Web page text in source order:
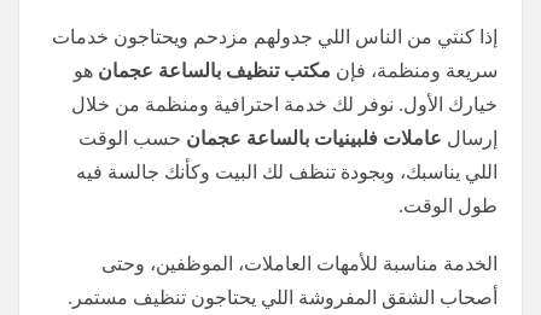
إذا كنتي من الناس اللي جدولهم مزدحم ويحتاجون خدمات
سريعة ومنظمة، فإن مكتب تنظيف بالساعة عجمان هو
خيارك الأول. نوفر لك خدمة احترافية ومنظمة من خلال
إرسال عاملات فلبينيات بالساعة عجمان حسب الوقت
اللي يناسبك، وبجودة تنظف لك البيت وكأنك جالسة فيه
طول الوقت.
الخدمة مناسبة للأمهات العاملات، الموظفين، وحتى
أصحاب الشقق المفروشة اللي يحتاجون تنظيف مستمر.